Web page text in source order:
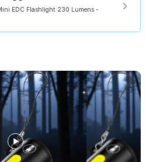
traveling, hingga kondisi
Ukurannya yang kecil
dan desain portable, senter LED
LED nyaman digunakan dalam
tangan cepat lelah. Desain
dengan satu tangan.
yang membutuhkan alat penerangan
pembelian produk ini:
EDC Flashlight 230 Lumens -